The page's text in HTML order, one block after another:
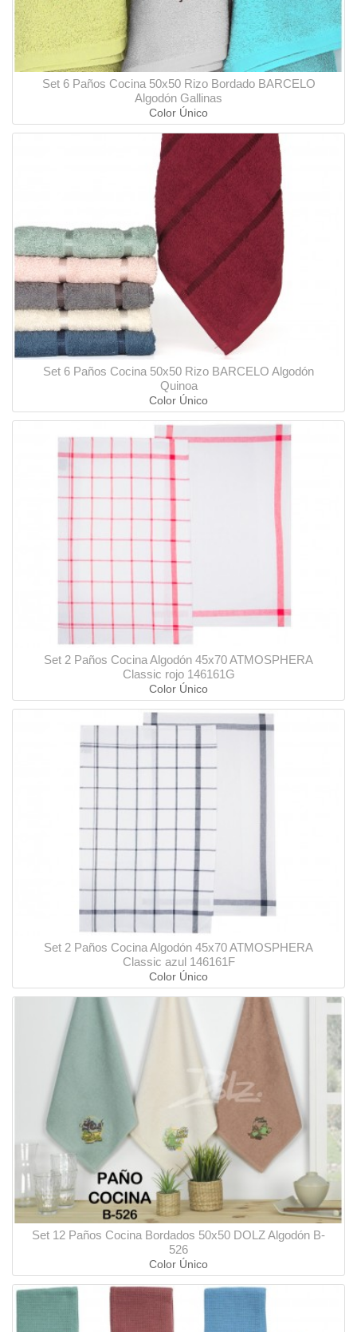
Set 6 Paños Cocina 50x50 Rizo Bordado BARCELO
Algodón Gallinas
Color Único
Set 6 Paños Cocina 50x50 Rizo BARCELO Algodón
Quinoa
Color Único
Set 2 Paños Cocina Algodón 45x70 ATMOSPHERA
Classic rojo 146161G
Color Único
Set 2 Paños Cocina Algodón 45x70 ATMOSPHERA
Classic azul 146161F
Color Único
Set 12 Paños Cocina Bordados 50x50 DOLZ Algodón B-
526
Color Único